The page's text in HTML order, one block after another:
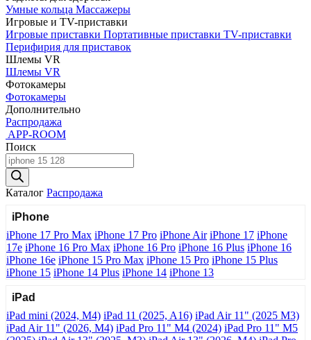
Умные кольца Массажеры
Игровые и TV-приставки
Игровые приставки Портативные приставки TV-приставки
Перифирия для приставок
Шлемы VR
Шлемы VR
Фотокамеры
Фотокамеры
Дополнительно
Распродажа
APP-ROOM
Поиск
Поиск
товаров
Каталог Распродажа
iPhone
iPhone 17 Pro Max iPhone 17 Pro iPhone Air iPhone 17 iPhone
17e iPhone 16 Pro Max iPhone 16 Pro iPhone 16 Plus iPhone 16
iPhone 16e iPhone 15 Pro Max iPhone 15 Pro iPhone 15 Plus
iPhone 15 iPhone 14 Plus iPhone 14 iPhone 13
iPad
iPad mini (2024, M4) iPad 11 (2025, A16) iPad Air 11" (2025 M3)
iPad Air 11" (2026, M4) iPad Pro 11" M4 (2024) iPad Pro 11" M5